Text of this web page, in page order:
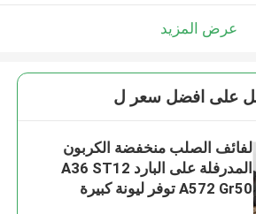
عرض المزيد
على افضل سعر ل
لفائف الصلب منخفضة الكربون
المدرفلة على البارد A36 ST12
A572 Gr50 توفر ليونة كبيرة